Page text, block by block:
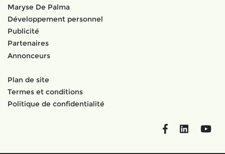
Maryse De Palma
Développement personnel
Publicité
Partenaires
Annonceurs
Plan de site
Termes et conditions
Politique de confidentialité
FacebookLinkedIn